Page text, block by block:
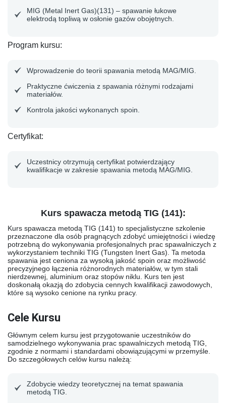
MIG (Metal Inert Gas)(131) – spawanie łukowe
elektrodą topliwą w osłonie gazów obojętnych.
Program kursu:
Wprowadzenie do teorii spawania metodą MAG/MIG.
Praktyczne ćwiczenia z spawania różnymi rodzajami
materiałów.
Kontrola jakości wykonanych spoin.
Certyfikat:
Uczestnicy otrzymują certyfikat potwierdzający
kwalifikacje w zakresie spawania metodą MAG/MIG.
Kurs spawacza metodą TIG (141):
Kurs spawacza metodą TIG (141) to specjalistyczne szkolenie
przeznaczone dla osób pragnących zdobyć umiejętności i wiedzę
potrzebną do wykonywania profesjonalnych prac spawalniczych z
wykorzystaniem techniki TIG (Tungsten Inert Gas). Ta metoda
spawania jest ceniona za wysoką jakość spoin oraz możliwość
precyzyjnego łączenia różnorodnych materiałów, w tym stali
nierdzewnej, aluminium oraz stopów niklu. Kurs ten jest
doskonałą okazją do zdobycia cennych kwalifikacji zawodowych,
które są wysoko cenione na rynku pracy.
Cele Kursu
Głównym celem kursu jest przygotowanie uczestników do
samodzielnego wykonywania prac spawalniczych metodą TIG,
zgodnie z normami i standardami obowiązującymi w przemyśle.
Do szczegółowych celów kursu należą:
Zdobycie wiedzy teoretycznej na temat spawania
metodą TIG.